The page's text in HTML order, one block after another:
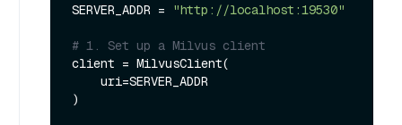
SERVER_ADDR = "http://localhost:19530"
# 1. Set up a Milvus client
client = MilvusClient(
)